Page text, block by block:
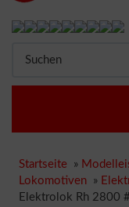
Startseite »
Lokomotiven »
Elektrolok Rh 2800